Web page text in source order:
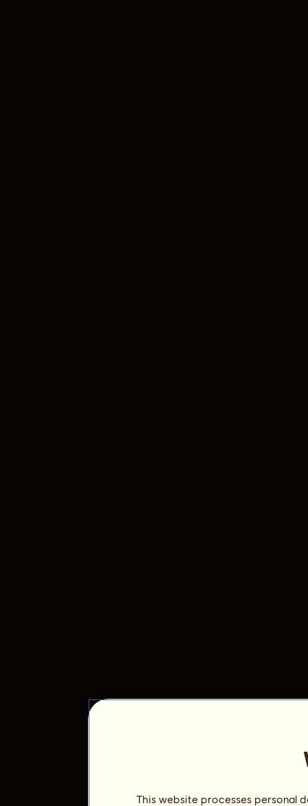
This website processes personal